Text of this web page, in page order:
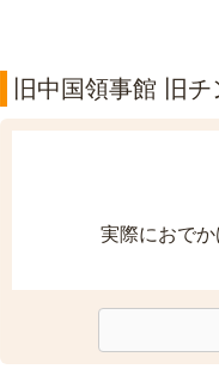
旧中国領事館 旧
実際におで